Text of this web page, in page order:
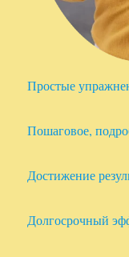
Простые
Пошаговое,
Достижение
Долгосрочный